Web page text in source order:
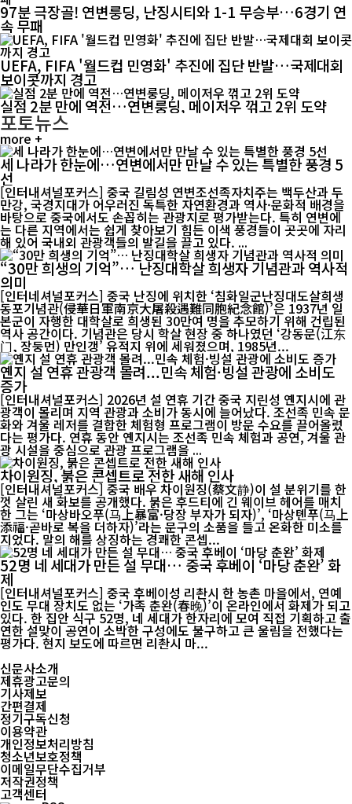
97분 극장골! 연변룽딩, 난징시티와 1-1 무승부…6경기 연
속 무패
UEFA, FIFA '월드컵 민영화' 추진에 집단 반발…국제대회
보이콧까지 경고
실점 2분 만에 역전…연변룽딩, 메이저우 꺾고 2위 도약
포토뉴스
more +
세 나라가 한눈에…연변에서만 만날 수 있는 특별한 풍경 5
선
[인터내셔널포커스] 중국 길림성 연변조선족자치주는 백두산과 두
만강, 국경지대가 어우러진 독특한 자연환경과 역사·문화적 배경을
바탕으로 중국에서도 손꼽히는 관광지로 평가받는다. 특히 연변에
는 다른 지역에서는 쉽게 찾아보기 힘든 이색 풍경들이 곳곳에 자리
해 있어 국내외 관광객들의 발길을 끌고 있다. ...
“30만 희생의 기억”… 난징대학살 희생자 기념관과 역사적
의미
[인터네셔널포커스] 중국 난징에 위치한 ‘침화일군난징대도살희생
동포기념관(侵華日軍南京大屠殺遇難同胞紀念館)’은 1937년 일
본군이 자행한 대학살로 희생된 30만여 명을 추모하기 위해 건립된
역사 공간이다. 기념관은 당시 학살 현장 중 하나였던 ‘강동문(江东
门, 장둥먼) 만인갱’ 유적지 위에 세워졌으며, 1985년...
옌지 설 연휴 관광객 몰려...민속 체험·빙설 관광에 소비도
증가
[인터내셔널포커스] 2026년 설 연휴 기간 중국 지린성 옌지시에 관
광객이 몰리며 지역 관광과 소비가 동시에 늘어났다. 조선족 민속 문
화와 겨울 레저를 결합한 체험형 프로그램이 방문 수요를 끌어올렸
다는 평가다. 연휴 동안 옌지시는 조선족 민속 체험과 공연, 겨울 관
광 시설을 중심으로 관광 프로그램을 ...
차이원징, 붉은 콘셉트로 전한 새해 인사
[인터내셔널포커스] 중국 배우 차이원징(蔡文静)이 설 분위기를 한
껏 살린 새 화보를 공개했다. 붉은 후드티에 긴 웨이브 헤어를 매치
한 그는 ‘마상바오푸(马上暴富·당장 부자가 되자)’, ‘마상톈푸(马上
添福·곧바로 복을 더하자)’라는 문구의 소품을 들고 온화한 미소를
지었다. 말의 해를 상징하는 경쾌한 콘셉...
52명 네 세대가 만든 설 무대… 중국 후베이 ‘마당 춘완’ 화
제
[인터내셔널포커스] 중국 후베이성 리촨시 한 농촌 마을에서, 연예
인도 무대 장치도 없는 ‘가족 춘완(春晚)’이 온라인에서 화제가 되고
있다. 한 집안 식구 52명, 네 세대가 한자리에 모여 직접 기획하고 출
연한 설맞이 공연이 소박한 구성에도 불구하고 큰 울림을 전했다는
평가다. 현지 보도에 따르면 리촨시 마...
신문사소개
제휴광고문의
기사제보
간편결제
정기구독신청
이용약관
개인정보처리방침
청소년보호정책
이메일무단수집거부
저작권정책
고객센터